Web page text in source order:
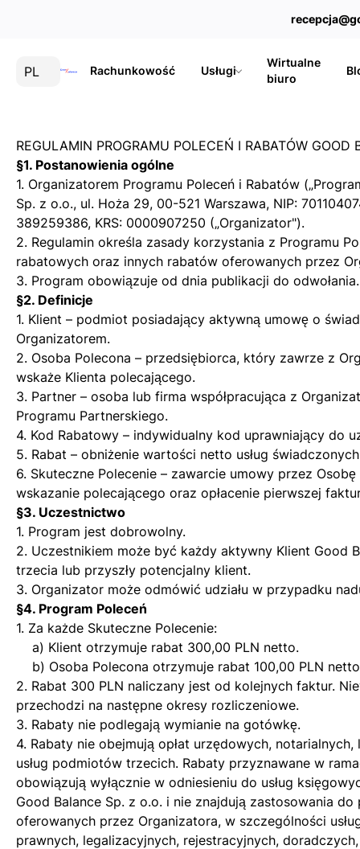
PL Rachunkowość Usługi
Wirtualne
biuro
REGULAMIN PROGRAMU POLECEŃ I RABATÓW GOOD
§1. Postanowienia ogólne
1. Organizatorem Programu Poleceń i Rabatów
Sp. z o.o., ul. Hoża 29, 00-521 Warszawa, NIP:
389259386, KRS: 0000907250 („Organizator").
2. Regulamin określa zasady korzystania z Programu
rabatowych oraz innych rabatów oferowanych przez
3. Program obowiązuje od dnia publikacji do odwołania.
§2. Definicje
1. Klient – podmiot posiadający aktywną umowę o
Organizatorem.
2. Osoba Polecona – przedsiębiorca, który zawrze z
wskaże Klienta polecającego.
3. Partner – osoba lub firma współpracująca z
Programu Partnerskiego.
4. Kod Rabatowy – indywidualny kod uprawniający do
5. Rabat – obniżenie wartości netto usług
6. Skuteczne Polecenie – zawarcie umowy przez
wskazanie polecającego oraz opłacenie pierwszej
§3. Uczestnictwo
1. Program jest dobrowolny.
2. Uczestnikiem może być każdy aktywny Klient Good
trzecia lub przyszły potencjalny klient.
3. Organizator może odmówić udziału w przypadku
§4. Program Poleceń
1. Za każde Skuteczne Polecenie:
a) Klient otrzymuje rabat 300,00 PLN netto.
b) Osoba Polecona otrzymuje rabat 100,00 PLN
2. Rabat 300 PLN naliczany jest od kolejnych faktur.
przechodzi na następne okresy rozliczeniowe.
3. Rabaty nie podlegają wymianie na gotówkę.
4. Rabaty nie obejmują opłat urzędowych,
usług podmiotów trzecich. Rabaty przyznawane w
obowiązują wyłącznie w odniesieniu do usług
Good Balance Sp. z o.o. i nie znajdują zastosowania do
oferowanych przez Organizatora, w szczególności
prawnych, legalizacyjnych, rejestracyjnych,